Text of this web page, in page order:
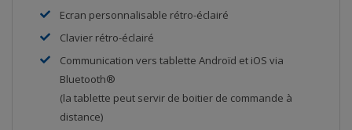
Ecran personnalisable rétro-éclairé
Clavier rétro-éclairé
Communication vers tablette Androïd et iOS via
Bluetooth®
(la tablette peut servir de boitier de commande à
distance)